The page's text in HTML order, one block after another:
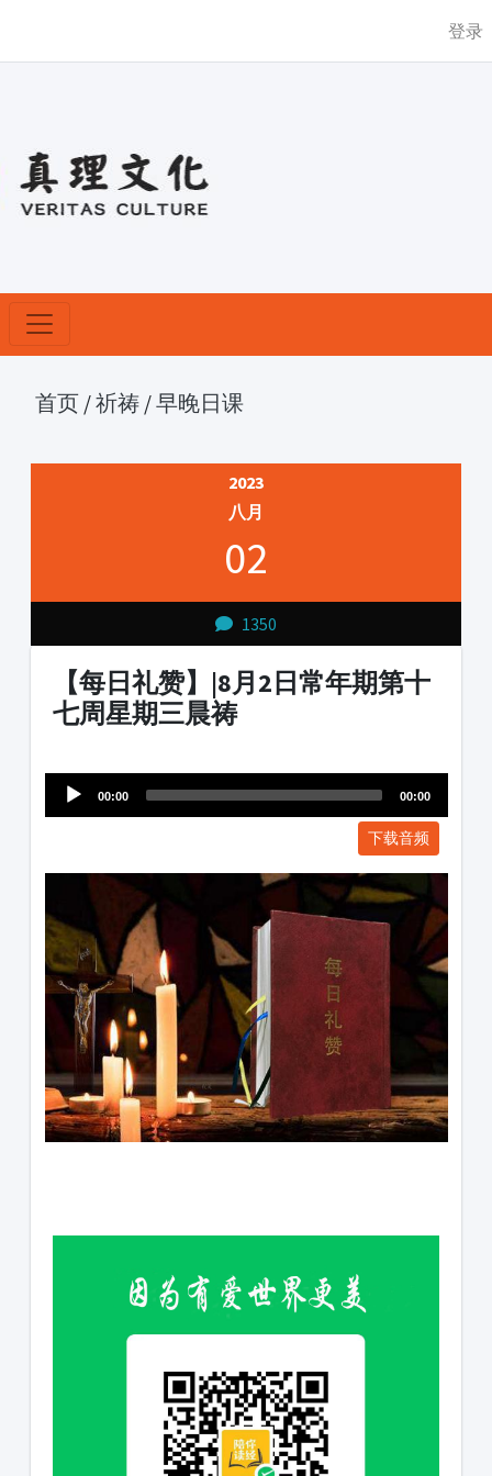
登录
首页 /祈祷 /早晚日课
2023
八月
02
1350
【每日礼赞】|8月2日常年期第十
七周星期三晨祷
Player
00:00 00:00
下载音频